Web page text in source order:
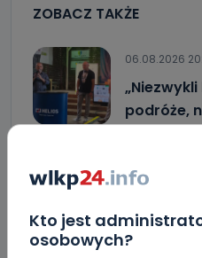
Kto jest
osobowych?
ZOBACZ TAKŻE
06.08.2026
podróże,
06.08.2026